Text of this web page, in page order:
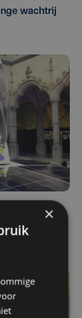
wachtrij
wint voor
×